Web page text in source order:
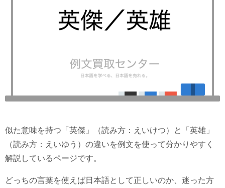
似た意味を持つ「英傑」（読み方：えいけつ）と「英雄」
（読み方：えいゆう）の違いを例文を使って分かりやすく
解説しているページです。
どっちの言葉を使えば日本語として正しいのか、迷った方